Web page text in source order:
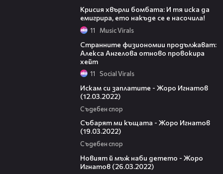
Крисия хвърли бомбата: И тя иска да
емигрира, ето накъде се е насочила!
11 Music Virals
Странните физиономии продължават:
Алекса Ангелова отново провокира
хейт
11 Social Virals
Искам си заплатите - Жоро Игнатов
(12.03.2022)
Съдебен спор
Събарят ми къщата - Жоро Игнатов
(19.03.2022)
Съдебен спор
Новият й мъж наби детето - Жоро
Игнатов (26.03.2022)